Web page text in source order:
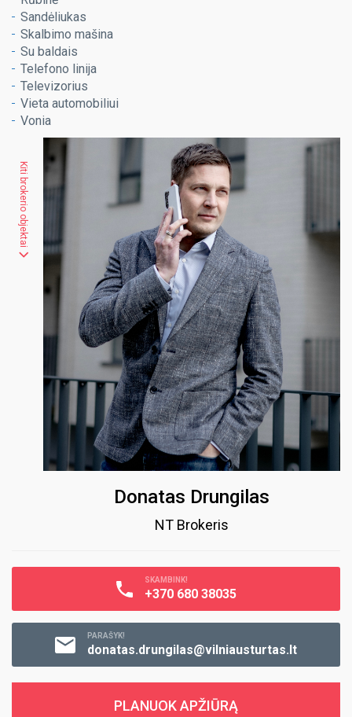
Sandėliukas
Skalbimo mašina
Su baldais
Telefono linija
Televizorius
Vieta automobiliui
Vonia
Kiti brokerio objektai
Donatas Drungilas
NT Brokeris
SKAMBINK!
+370 680 38035
PARAŠYK!
donatas.drungilas@vilniausturtas.lt
PLANUOK APŽIŪRĄ